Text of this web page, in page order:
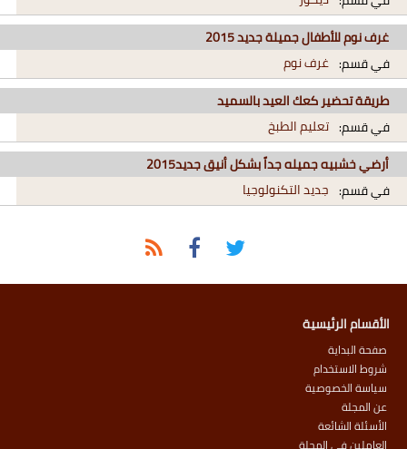
غرف نوم للأطفال جميلة جديد 2015
في قسم: غرف نوم
طريقة تحضير كعك العيد بالسميد
في قسم: تعليم الطبخ
أرضي خشبيه جميله جداً بشكل أنيق جديد2015
في قسم: جديد التكنولوجيا
الأقسام الرئيسية
صفحة البداية
شروط الاستخدام
سياسة الخصوصية
عن المجلة
الأسئلة الشائعة
العاملين في المجلة